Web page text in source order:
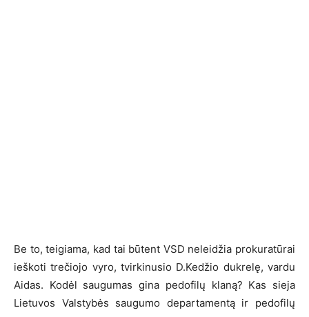
Be to, teigiama, kad tai būtent VSD neleidžia prokuratūrai
ieškoti trečiojo vyro, tvirkinusio D.Kedžio dukrelę, vardu
Aidas. Kodėl saugumas gina pedofilų klaną? Kas sieja
Lietuvos Valstybės saugumo departamentą ir pedofilų